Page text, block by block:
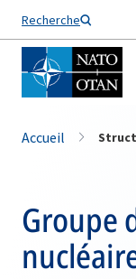
Recherche
Nom de famille*
Accueil
Groupe